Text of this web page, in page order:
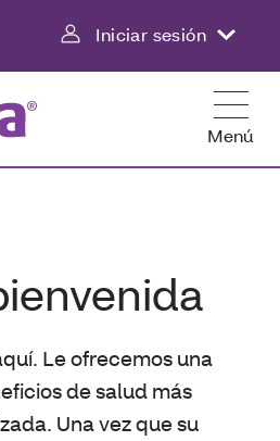
Iniciar sesión
Menú
Le ofrecemos una
de salud más
Una vez que su